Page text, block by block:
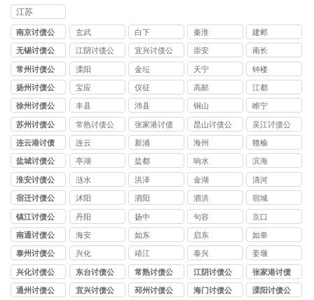
江苏
南京讨债公
司
玄武 白下 秦淮 建邺
无锡讨债公
司
江阴讨债公
司
宜兴讨债公
司
崇安 南长
常州讨债公
司
溧阳 金坛 天宁 钟楼
扬州讨债公
司
宝应 仪征 高邮 江都
徐州讨债公
司
丰县 沛县 铜山 睢宁
苏州讨债公
司
常熟讨债公
司
张家港讨债
公司
昆山讨债公
司
吴江讨债公
司
连云港讨债
公司
连云 新浦 海州 赣榆
盐城讨债公
司
亭湖 盐都 响水 滨海
淮安讨债公
司
涟水 洪泽 金湖 清河
宿迁讨债公
司
沭阳 泗阳 泗洪 宿城
镇江讨债公
司
丹阳 扬中 句容 京口
南通讨债公
司
海安 如东 启东 如皋
泰州讨债公
司
兴化 靖江 泰兴 姜堰
兴化讨债公
司
东台讨债公
司
常熟讨债公
司
江阴讨债公
司
张家港讨债
公司
通州讨债公
宜兴讨债公
邳州讨债公
海门讨债公
溧阳讨债公